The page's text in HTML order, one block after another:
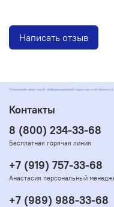
Написать отзыв
Указанные цены носят информационный характер и не
Контакты
8 (800) 234-33-68
Бесплатная горячая линия
+7 (919) 757-33-68
Анастасия персональный
+7 (989) 988-33-68